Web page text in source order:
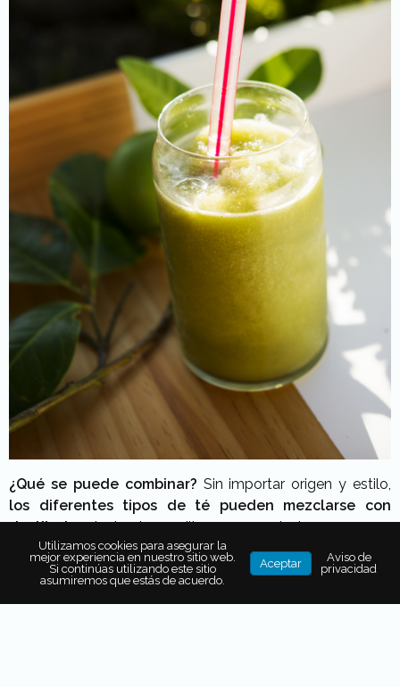
¿Qué se puede combinar? Sin importar origen y estilo,
los diferentes tipos de té pueden mezclarse con
destiladossiguiendo sencillas recomendaciones.
Hebras con aroma y sabor herbal, por ejemplo,
combinan bien conespirituosos neutros,
especialmente ginebra y vodkas de grano. Los tés
Utilizamos cookies para asegurar la
mejor experiencia en nuestro sitio web.
Si continúas utilizando este sitio
asumiremos que estás de acuerdo.
Aceptar
Aviso de
privacidad